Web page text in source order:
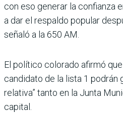
con eso generar la confianza
a dar el respaldo popular
señaló a la 650 AM.
El político colorado afirmó
candidato de la lista 1 podrán
relativa” tanto en la Junta
capital.